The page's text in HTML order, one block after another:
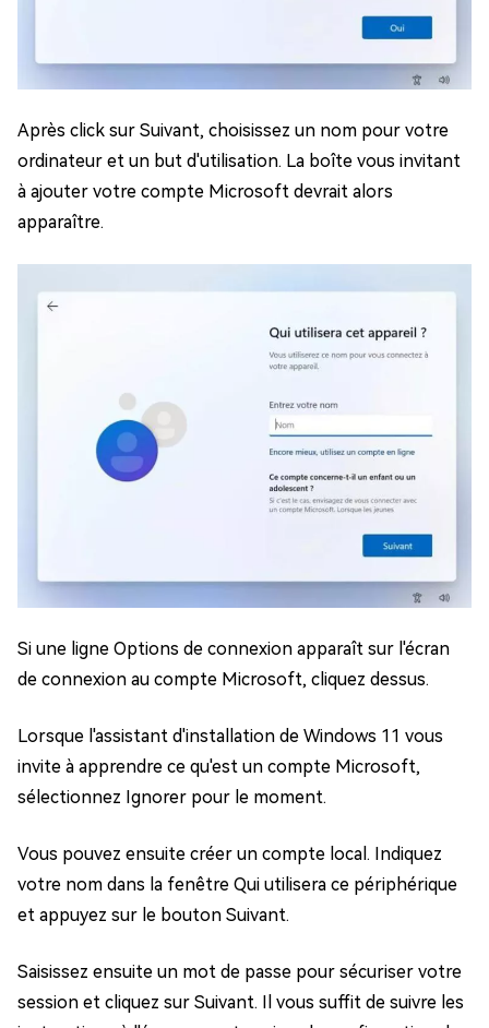
Après click sur Suivant, choisissez un nom pour votre
ordinateur et un but d'utilisation. La boîte vous invitant
à ajouter votre compte Microsoft devrait alors
apparaître.
Si une ligne Options de connexion apparaît sur l'écran
de connexion au compte Microsoft, cliquez dessus.
Lorsque l'assistant d'installation de Windows 11 vous
invite à apprendre ce qu'est un compte Microsoft,
sélectionnez Ignorer pour le moment.
Vous pouvez ensuite créer un compte local. Indiquez
votre nom dans la fenêtre Qui utilisera ce périphérique
et appuyez sur le bouton Suivant.
Saisissez ensuite un mot de passe pour sécuriser votre
session et cliquez sur Suivant. Il vous suffit de suivre les